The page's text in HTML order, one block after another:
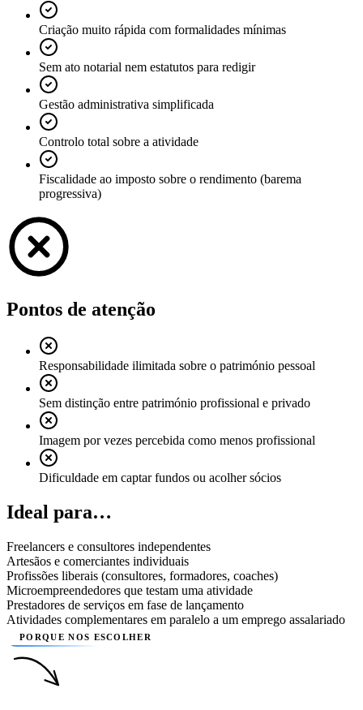
Criação muito rápida com formalidades mínimas
Sem ato notarial nem estatutos para redigir
Gestão administrativa simplificada
Controlo total sobre a atividade
Fiscalidade ao imposto sobre o rendimento (barema
progressiva)
Pontos de atenção
Responsabilidade ilimitada sobre o património pessoal
Sem distinção entre património profissional e privado
Imagem por vezes percebida como menos profissional
Dificuldade em captar fundos ou acolher sócios
Ideal para…
Freelancers e consultores independentes
Artesãos e comerciantes individuais
Profissões liberais (consultores, formadores, coaches)
Microempreendedores que testam uma atividade
Prestadores de serviços em fase de lançamento
Atividades complementares em paralelo a um emprego assalariado
PORQUE NOS ESCOLHER